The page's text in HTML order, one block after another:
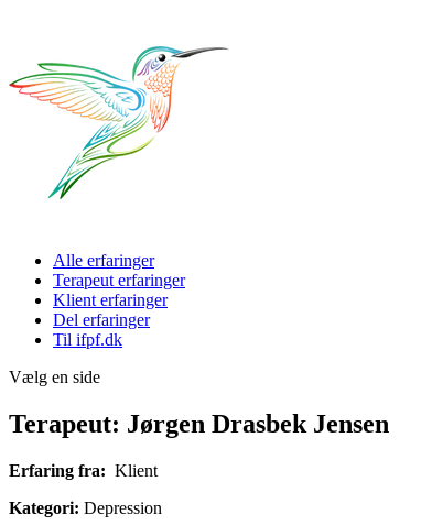
Alle erfaringer
Terapeut erfaringer
Klient erfaringer
Del erfaringer
Til ifpf.dk
Vælg en side
Terapeut: Jørgen Drasbek Jensen
Erfaring fra: Klient
Kategori: Depression